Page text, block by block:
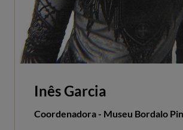
Inês Garcia
Coordenadora ​- Museu Bordalo